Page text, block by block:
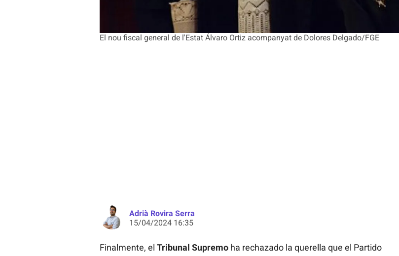
El nou fiscal general de l'Estat Álvaro Ortiz acompanyat de Dolores Delgado/FGE
Adrià Rovira Serra
15/04/2024 16:35
Finalmente, el Tribunal Supremoha rechazado la querella que el Partido